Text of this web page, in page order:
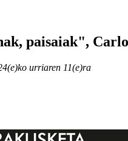
paisaiak",
urriaren 11(e)ra